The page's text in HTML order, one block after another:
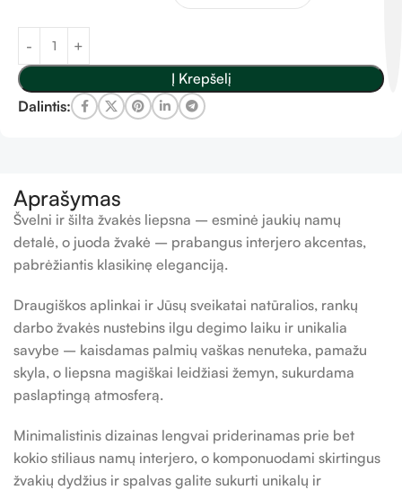
Į Krepšelį
Dalintis:
Aprašymas
Švelni ir šilta žvakės liepsna – esminė jaukių namų
detalė, o juoda žvakė – prabangus interjero akcentas,
pabrėžiantis klasikinę eleganciją.
Draugiškos aplinkai ir Jūsų sveikatai natūralios, rankų
darbo žvakės nustebins ilgu degimo laiku ir unikalia
savybe – kaisdamas palmių vaškas nenuteka, pamažu
skyla, o liepsna magiškai leidžiasi žemyn, sukurdama
paslaptingą atmosferą.
Minimalistinis dizainas lengvai priderinamas prie bet
kokio stiliaus namų interjero, o komponuodami skirtingus
žvakių dydžius ir spalvas galite sukurti unikalų ir